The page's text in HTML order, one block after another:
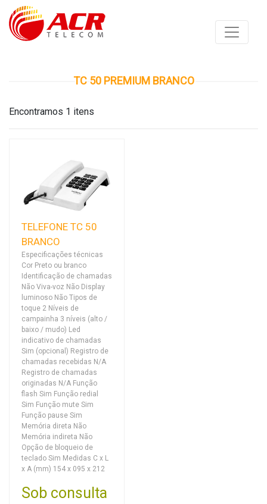
TC 50 PREMIUM BRANCO
Encontramos 1 itens
TELEFONE TC 50
BRANCO
Especificações técnicas
Cor Preto ou branco
Identificação de chamadas
Não Viva-voz Não Display
luminoso Não Tipos de
toque 2 Níveis de
campainha 3 níveis (alto /
baixo / mudo) Led
indicativo de chamadas
Sim (opcional) Registro de
chamadas recebidas N/A
Registro de chamadas
originadas N/A Função
flash Sim Função redial
Sim Função mute Sim
Função pause Sim
Memória direta Não
Memória indireta Não
Opção de bloqueio de
teclado Sim Medidas C x L
x A (mm) 154 x 095 x 212
Sob consulta